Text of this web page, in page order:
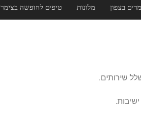
בצפון מלונות טיפים לחופשה בצימר